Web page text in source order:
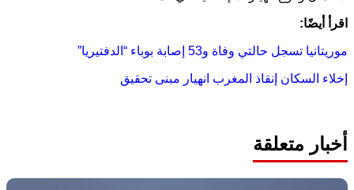
اقرأ أيضًا:
موريتانيا تسجل حالتي وفاة و53 إصابة بوباء “الدفتيريا”
إخلاء السكان إنقاذ المغرب انهيار مبنى تحقيق
أخبار متعلقة